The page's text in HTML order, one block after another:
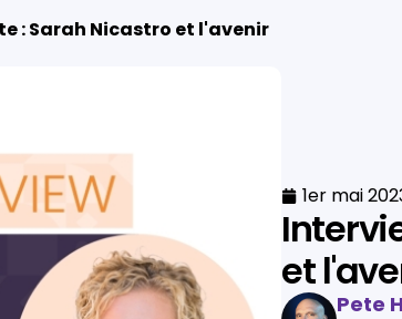
: Sarah Nicastro et l'avenir
1er mai
et
Pete